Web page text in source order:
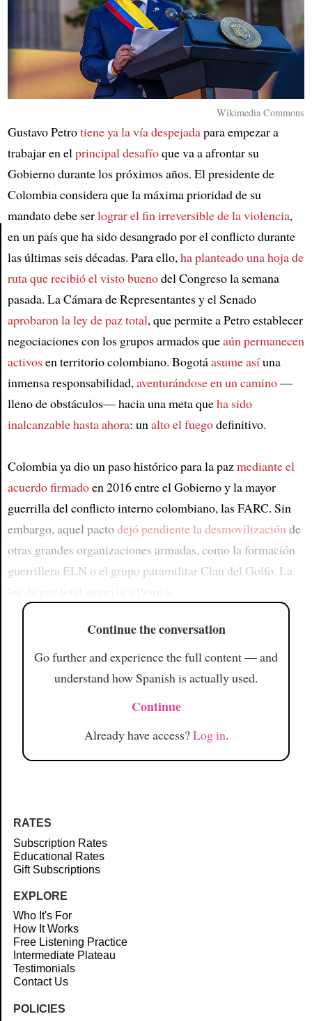
Article
Wikimedia Commons
Gustavo Petrotiene ya la vía despejadapara empezar a
trabajar en elprincipal desafíoque va a afrontar su
Gobierno durante los próximos años. El presidente de
Colombia considera que la máxima prioridad de su
mandato debe serlograr el fin irreversible de la violencia,
en un país que ha sido desangrado por el conflicto durante
las últimas seis décadas. Para ello,ha planteado una hoja de
ruta que recibió el visto buenodel Congreso la semana
pasada. La Cámara de Representantes y el Senado
aprobaron la ley de paz total, que permite a Petro establecer
negociaciones con los grupos armados queaún permanecen
activosen territorio colombiano. Bogotáasume asíuna
inmensa responsabilidad,aventurándose en un camino—
lleno de obstáculos— hacia una meta queha sido
inalcanzable hasta ahora: unalto el fuegodefinitivo.
Colombia ya dio un paso histórico para la pazmediante el
acuerdo firmadoen 2016 entre el Gobierno y la mayor
guerrilla del conflicto interno colombiano, las FARC. Sin
embargo, aquel pactodejó pendiente la desmovilizaciónde
otras grandes organizaciones armadas, como la formación
guerrillera ELN o el grupo paramilitar Clan del Golfo. La
Continue the conversation
Go further and experience the full content — and
understand how Spanish is actually used.
Continue
Already have access?Log in.
RATES
Subscription Rates
Educational Rates
Gift Subscriptions
EXPLORE
Who It's For
How It Works
Free Listening Practice
Intermediate Plateau
Testimonials
Contact Us
POLICIES